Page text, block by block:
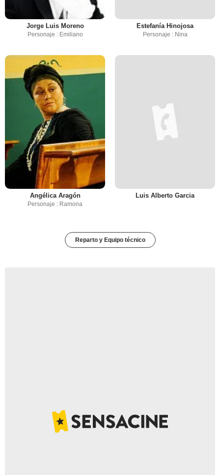
Jorge Luis Moreno
Personaje : Emiliano
Estefanía Hinojosa
Personaje : Nina
Angélica Aragón
Personaje : Ramona
Luis Alberto Garcia
Reparto y Equipo técnico